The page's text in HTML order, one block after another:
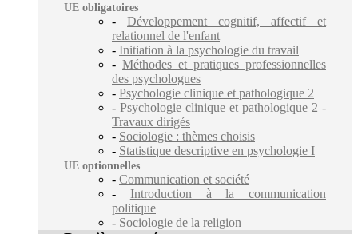
UE obligatoires
- Développement cognitif, affectif et
relationnel de l'enfant
- Initiation à la psychologie du travail
- Méthodes et pratiques professionnelles
des psychologues
- Psychologie clinique et pathologique 2
- Psychologie clinique et pathologique 2 -
Travaux dirigés
- Sociologie : thèmes choisis
- Statistique descriptive en psychologie I
UE optionnelles
- Communication et société
- Introduction à la communication
politique
- Sociologie de la religion